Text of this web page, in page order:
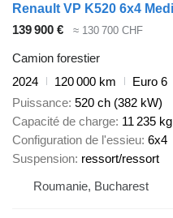
139 900 € ≈ 130 700 CHF
Camion forestier
2024
120 000 km
Euro 6
Puissance 520 ch (382 kW)
Capacité de charge 11 235 kg
Configuration de l'essieu 6x4
Suspension ressort/ressort
Roumanie, Bucharest